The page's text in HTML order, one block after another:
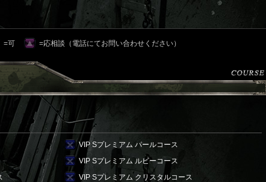
=可 =応相談（電話にてお問い合わせください）
VIP Sプレミアム パールコース
VIP Sプレミアム ルビーコース
VIP Sプレミアム クリスタルコース